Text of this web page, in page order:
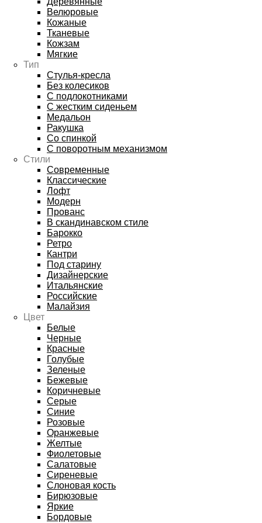
Велюровые
Кожаные
Тканевые
Кожзам
Мягкие
Тип
Стулья-кресла
Без колесиков
С подлокотниками
С жестким сиденьем
Медальон
Ракушка
Со спинкой
С поворотным механизмом
Стили
Современные
Классические
Лофт
Модерн
Прованс
В скандинавском стиле
Барокко
Ретро
Кантри
Под старину
Дизайнерские
Итальянские
Российские
Малайзия
Цвет
Белые
Черные
Красные
Голубые
Зеленые
Бежевые
Коричневые
Серые
Синие
Розовые
Оранжевые
Желтые
Фиолетовые
Салатовые
Сиреневые
Слоновая кость
Бирюзовые
Яркие
Бордовые